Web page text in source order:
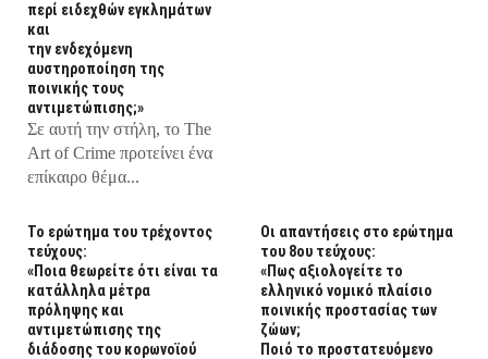
περί ειδεχθών εγκλημάτων
και
την ενδεχόμενη
αυστηροποίηση της
ποινικής τους
αντιμετώπισης;»
Σε αυτή την στήλη, τo The
Art of Crime προτείνει ένα
επίκαιρο θέμα...
Το ερώτημα του τρέχοντος
τεύχους:
«Ποια θεωρείτε ότι είναι τα
κατάλληλα μέτρα
πρόληψης και
αντιμετώπισης της
διάδοσης του κορωνοϊού
Οι απαντήσεις στο ερώτημα
του 8ου τεύχους:
«Πως αξιολογείτε το
ελληνικό νομικό πλαίσιο
ποινικής προστασίας των
ζώων;
Ποιό το προστατευόμενο